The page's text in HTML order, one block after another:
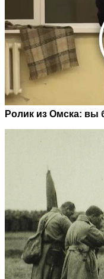
Ролик из Омска: вы